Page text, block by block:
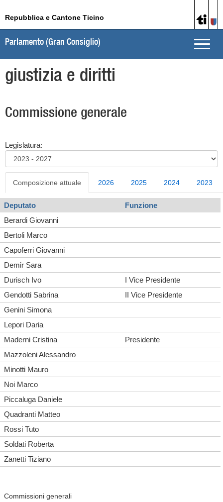
Repubblica e Cantone Ticino
Toggle
Parlamento (Gran Consiglio)
giustizia e diritti
Commissione generale
Legislatura:
Composizione attuale 2026 2025 2024 2023
Deputato
Funzione
Berardi Giovanni
Bertoli Marco
Capoferri Giovanni
Demir Sara
Durisch Ivo
I Vice Presidente
Gendotti Sabrina
II Vice Presidente
Genini Simona
Lepori Daria
Maderni Cristina
Presidente
Mazzoleni Alessandro
Minotti Mauro
Noi Marco
Piccaluga Daniele
Quadranti Matteo
Rossi Tuto
Soldati Roberta
Zanetti Tiziano
Commissioni generali